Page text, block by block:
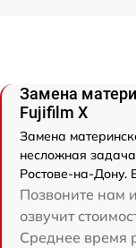
Замена
Fujifilm X
Замена
несложная
Ростове-на-Дону.
Позвоните нам
озвучит
Среднее время